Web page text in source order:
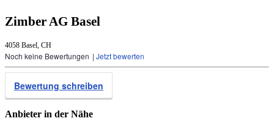
Zimber AG Basel
4058 Basel, CH
Noch keine Bewertungen | Jetzt bewerten
Bewertung schreiben
Anbieter in der Nähe